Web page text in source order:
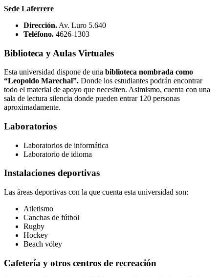
Sede Laferrere
Dirección. Av. Luro 5.640
Teléfono. 4626-1303
Biblioteca y Aulas Virtuales
Esta universidad dispone de una biblioteca nombrada como
“Leopoldo Marechal”. Donde los estudiantes podrán encontrar
todo el material de apoyo que necesiten. Asimismo, cuenta con una
sala de lectura silencia donde pueden entrar 120 personas
aproximadamente.
Laboratorios
Laboratorios de informática
Laboratorio de idioma
Instalaciones deportivas
Las áreas deportivas con la que cuenta esta universidad son:
Atletismo
Canchas de fútbol
Rugby
Hockey
Beach vóley
Cafetería y otros centros de recreación